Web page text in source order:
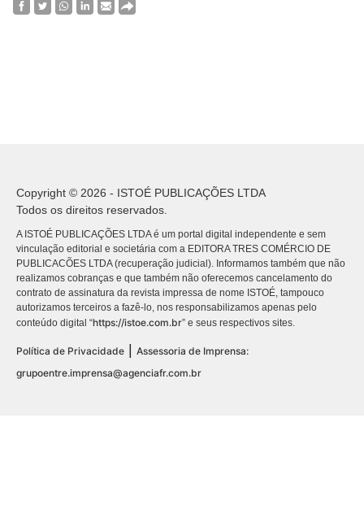
Copyright © 2026 - ISTOÉ PUBLICAÇÕES LTDA
Todos os direitos reservados.
A ISTOÉ PUBLICAÇÕES LTDA é um portal digital independente e sem
vinculação editorial e societária com a EDITORA TRES COMÉRCIO DE
PUBLICACÕES LTDA (recuperação judicial). Informamos também que não
realizamos cobranças e que também não oferecemos cancelamento do
contrato de assinatura da revista impressa de nome ISTOÉ, tampouco
autorizamos terceiros a fazê-lo, nos responsabilizamos apenas pelo
conteúdo digital “https://istoe.com.br” e seus respectivos sites.
Política de Privacidade | Assessoria de Imprensa:
grupoentre.imprensa@agenciafr.com.br